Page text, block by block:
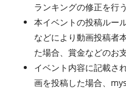
ランキングの修正を行
本イベントの投稿ルー
などにより動画投稿者
た場合、賞金などのお
イベント内容に記載さ
画を投稿した場合、